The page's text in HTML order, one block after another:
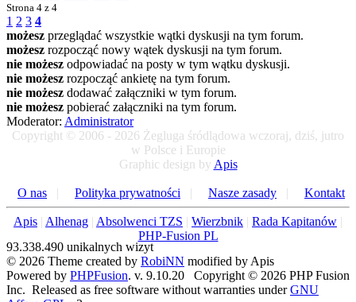
Strona 4 z 4
1 2 3 4
możesz przeglądać wszystkie wątki dyskusji na tym forum.
możesz rozpocząć nowy wątek dyskusji na tym forum.
nie możesz odpowiadać na posty w tym wątku dyskusji.
nie możesz rozpocząć ankietę na tym forum.
nie możesz dodawać załączniki w tym forum.
nie możesz pobierać załączniki na tym forum.
Moderator: Administrator
Copyright © 2006 - 2026 Żegluga śródlądowa wczoraj, dziś, jutro
w Polsce i Europie
Graphic design by Apis
O nas | Polityka prywatności | Nasze zasady | Kontakt
Apis | Alhenag | Absolwenci TZS | Wierzbnik | Rada Kapitanów |
PHP-Fusion PL
93.338.490 unikalnych wizyt
© 2026 Theme created by RobiNN modified by Apis
Powered by PHPFusion. v. 9.10.20 Copyright © 2026 PHP Fusion
Inc. Released as free software without warranties underGNU